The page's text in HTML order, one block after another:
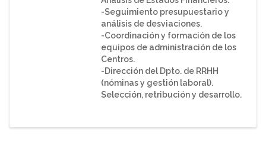
-Seguimiento presupuestario y
análisis de desviaciones.
-Coordinación y formación de los
equipos de administración de los
Centros.
-Dirección del Dpto. de RRHH
(nóminas y gestión laboral).
Selección, retribución y desarrollo.